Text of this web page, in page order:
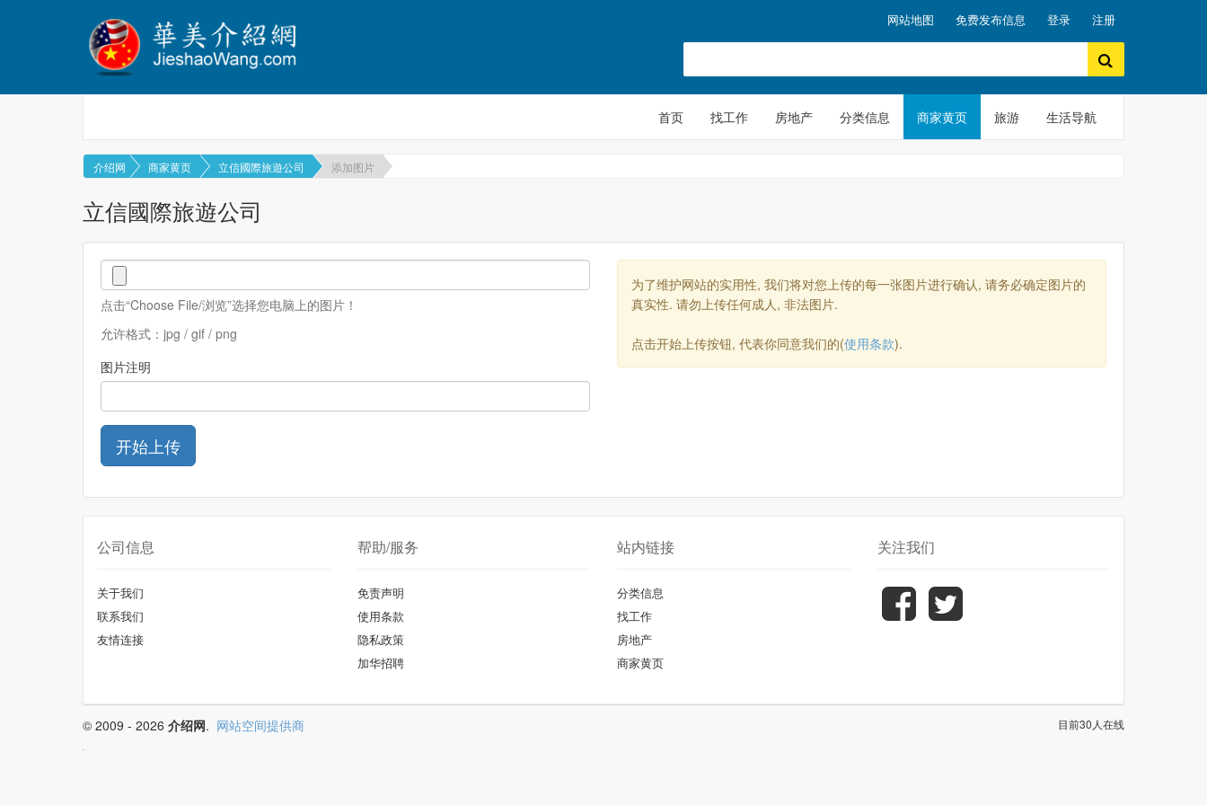
网站地图 免费发布信息 登录 注册
首页 找工作 房地产 分类信息 商家黄页 旅游 生活导航
介绍网 商家黄页 立信國際旅遊公司 添加图片
立信國際旅遊公司
点击“Choose File/浏览”选择您电脑上的图片！
允许格式：jpg / gif / png
图片注明
为了维护网站的实用性, 我们将对您上传的每一张图片进行确认, 请务必确定图片的
真实性. 请勿上传任何成人, 非法图片.
点击开始上传按钮, 代表你同意我们的(使用条款).
公司信息
关于我们
联系我们
友情连接
帮助/服务
免责声明
使用条款
隐私政策
加华招聘
站内链接
分类信息
找工作
房地产
商家黄页
关注我们
© 2009 - 2026 介绍网. 网站空间提供商 目前30人在线